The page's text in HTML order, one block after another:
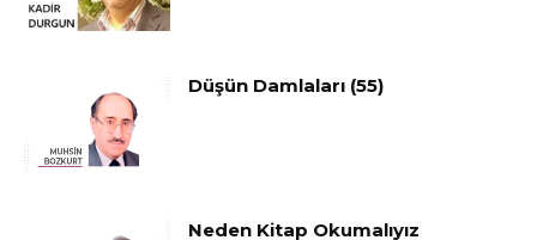
Düşün Damlaları (55)
Neden Kitap Okumalıyız